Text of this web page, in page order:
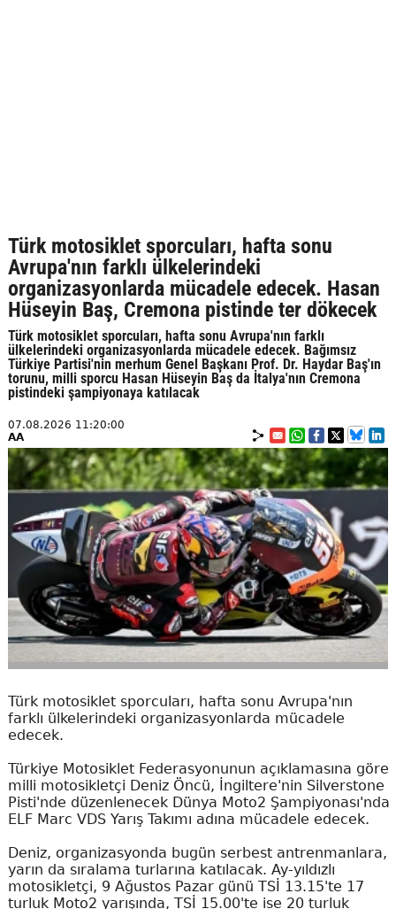
Türk motosiklet sporcuları, hafta sonu
Avrupa'nın farklı ülkelerindeki
organizasyonlarda mücadele edecek. Hasan
Hüseyin Baş, Cremona pistinde ter dökecek
Türk motosiklet sporcuları, hafta sonu Avrupa'nın farklı
ülkelerindeki organizasyonlarda mücadele edecek. Bağımsız
Türkiye Partisi'nin merhum Genel Başkanı Prof. Dr. Haydar Baş'ın
torunu, milli sporcu Hasan Hüseyin Baş da İtalya'nın Cremona
pistindeki şampiyonaya katılacak
07.08.2026 11:20:00
AA
Türk motosiklet sporcuları, hafta sonu Avrupa'nın
farklı ülkelerindeki organizasyonlarda mücadele
edecek.
Türkiye Motosiklet Federasyonunun açıklamasına göre
milli motosikletçi Deniz Öncü, İngiltere'nin Silverstone
Pisti'nde düzenlenecek Dünya Moto2 Şampiyonası'nda
ELF Marc VDS Yarış Takımı adına mücadele edecek.
Deniz, organizasyonda bugün serbest antrenmanlara,
yarın da sıralama turlarına katılacak. Ay-yıldızlı
motosikletçi, 9 Ağustos Pazar günü TSİ 13.15'te 17
turluk Moto2 yarışında, TSİ 15.00'te ise 20 turluk